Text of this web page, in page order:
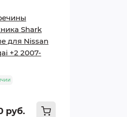
Shark
для Nissan
+2 2007-
руб.